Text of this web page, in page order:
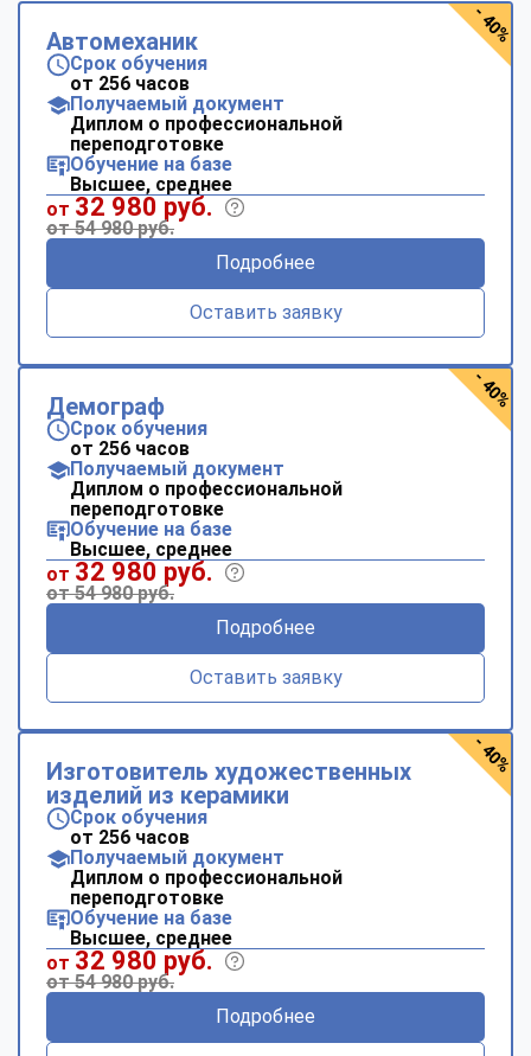
Автомеханик
Срок обучения
от 256 часов
Получаемый документ
Диплом о профессиональной
переподготовке
Обучение на базе
Высшее, среднее
от 32 980 руб.
от 54 980 руб.
Подробнее
Оставить заявку
- 40%
Демограф
Срок обучения
от 256 часов
Получаемый документ
Диплом о профессиональной
переподготовке
Обучение на базе
Высшее, среднее
от 32 980 руб.
от 54 980 руб.
Подробнее
Оставить заявку
- 40%
Изготовитель художественных
изделий из керамики
Срок обучения
от 256 часов
Получаемый документ
Диплом о профессиональной
переподготовке
Обучение на базе
Высшее, среднее
от 32 980 руб.
от 54 980 руб.
Подробнее
- 40%